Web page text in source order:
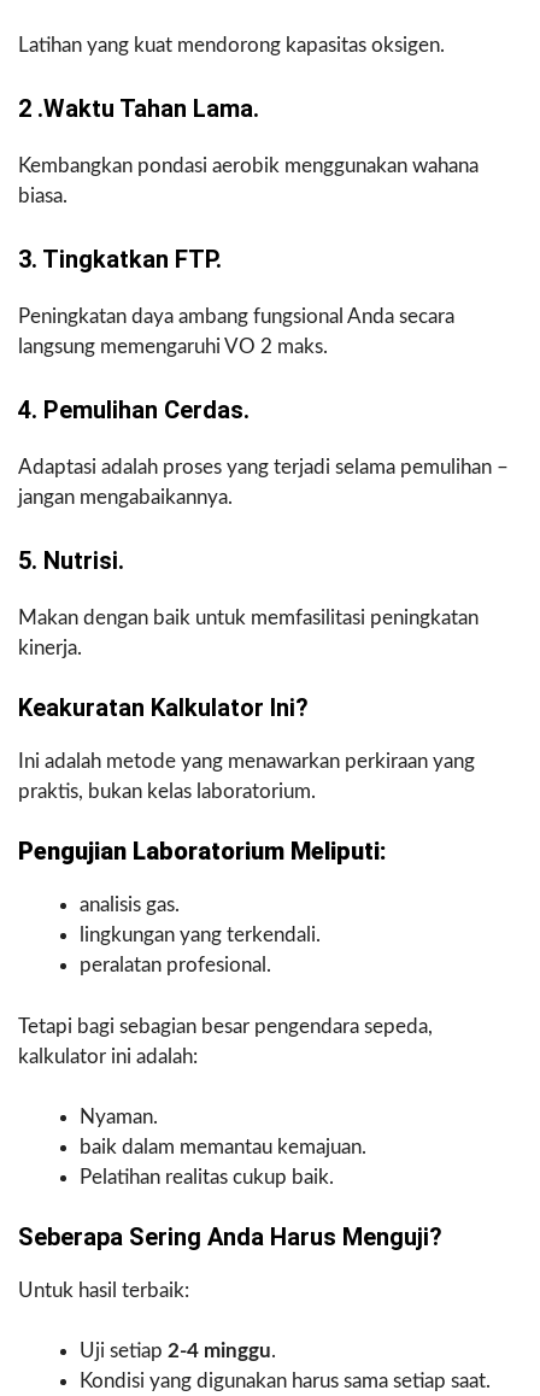
Latihan yang kuat mendorong kapasitas oksigen.
2 .Waktu Tahan Lama.
Kembangkan pondasi aerobik menggunakan wahana
biasa.
3. Tingkatkan FTP.
Peningkatan daya ambang fungsional Anda secara
langsung memengaruhi VO 2 maks.
4. Pemulihan Cerdas.
Adaptasi adalah proses yang terjadi selama pemulihan –
jangan mengabaikannya.
5. Nutrisi.
Makan dengan baik untuk memfasilitasi peningkatan
kinerja.
Keakuratan Kalkulator Ini?
Ini adalah metode yang menawarkan perkiraan yang
praktis, bukan kelas laboratorium.
Pengujian Laboratorium Meliputi:
analisis gas.
lingkungan yang terkendali.
peralatan profesional.
Tetapi bagi sebagian besar pengendara sepeda,
kalkulator ini adalah:
Nyaman.
baik dalam memantau kemajuan.
Pelatihan realitas cukup baik.
Seberapa Sering Anda Harus Menguji?
Untuk hasil terbaik:
Uji setiap 2-4 minggu.
Kondisi yang digunakan harus sama setiap saat.